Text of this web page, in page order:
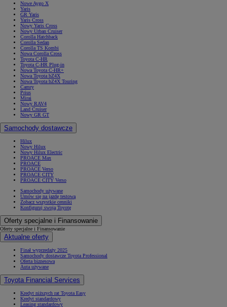
Nowe Aygo X
Yaris
GR Yaris
Yaris Cross
Nowy Yaris Cross
Nowy Urban Cruiser
Corolla Hatchback
Corolla Sedan
Corolla TS Kombi
Nowa Corolla Cross
Toyota C-HR
Toyota C-HR Plug-in
Nowa Toyota C-HR+
Nowa Toyota bZ4X
Nowa Toyota bZ4X Touring
Camry
Prius
Mirai
Nowy RAV4
Land Cruiser
Nowy GR GT
Samochody dostawcze
Hilux
Nowy Hilux
Nowy Hilux Electric
PROACE Max
PROACE
PROACE Verso
PROACE CITY
PROACE CITY Verso
Samochody używane
Umów się na jazdę testową
Zobacz wszystkie cenniki
Konfiguruj swoją Toyotę
Oferty specjalne i Finansowanie
Oferty specjalne i Finansowanie
Aktualne oferty
Finał wyprzedaży 2025
Samochody dostawcze Toyota Professional
Oferta biznesowa
Auta używane
Toyota Financial Services
Kredyt niższych rat Toyota Easy
Kredyt standardowy
Leasing standardowy